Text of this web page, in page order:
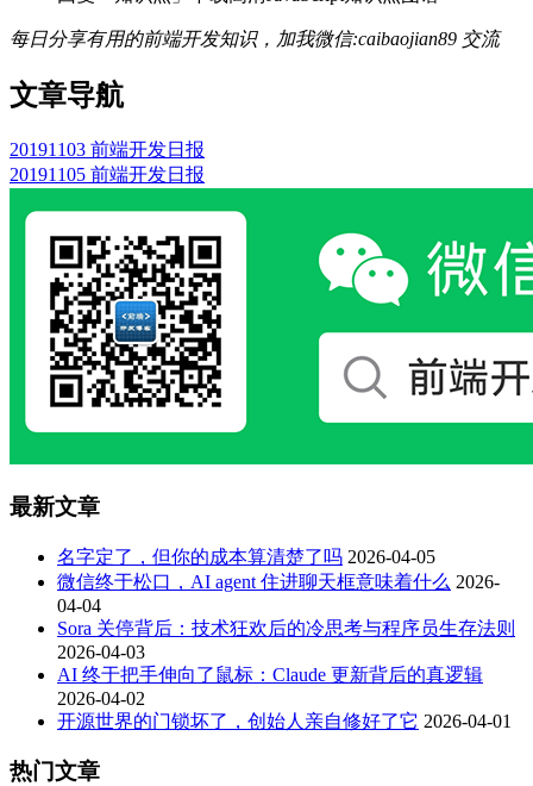
每日分享有用的前端开发知识，加我微信:caibaojian89 交流
文章导航
20191103 前端开发日报
20191105 前端开发日报
最新文章
名字定了，但你的成本算清楚了吗 2026-04-05
微信终于松口，AI agent 住进聊天框意味着什么 2026-
04-04
Sora 关停背后：技术狂欢后的冷思考与程序员生存法则
2026-04-03
AI 终于把手伸向了鼠标：Claude 更新背后的真逻辑
2026-04-02
开源世界的门锁坏了，创始人亲自修好了它 2026-04-01
热门文章